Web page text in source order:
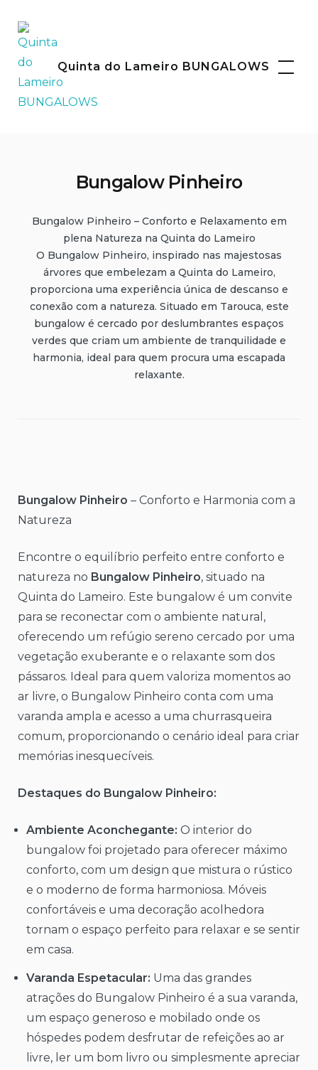
content
Quinta do Lameiro BUNGALOWS
Bungalow Pinheiro
Bungalow Pinheiro – Conforto e Relaxamento em
plena Natureza na Quinta do Lameiro
O Bungalow Pinheiro, inspirado nas majestosas
árvores que embelezam a Quinta do Lameiro,
proporciona uma experiência única de descanso e
conexão com a natureza. Situado em Tarouca, este
bungalow é cercado por deslumbrantes espaços
verdes que criam um ambiente de tranquilidade e
harmonia, ideal para quem procura uma escapada
relaxante.
Bungalow Pinheiro – Conforto e Harmonia com a
Natureza
Encontre o equilíbrio perfeito entre conforto e
natureza no Bungalow Pinheiro, situado na
Quinta do Lameiro. Este bungalow é um convite
para se reconectar com o ambiente natural,
oferecendo um refúgio sereno cercado por uma
vegetação exuberante e o relaxante som dos
pássaros. Ideal para quem valoriza momentos ao
ar livre, o Bungalow Pinheiro conta com uma
varanda ampla e acesso a uma churrasqueira
comum, proporcionando o cenário ideal para criar
memórias inesquecíveis.
Destaques do Bungalow Pinheiro:
Ambiente Aconchegante: O interior do
bungalow foi projetado para oferecer máximo
conforto, com um design que mistura o rústico
e o moderno de forma harmoniosa. Móveis
confortáveis e uma decoração acolhedora
tornam o espaço perfeito para relaxar e se sentir
em casa.
Varanda Espetacular: Uma das grandes
atrações do Bungalow Pinheiro é a sua varanda,
um espaço generoso e mobilado onde os
hóspedes podem desfrutar de refeições ao ar
livre, ler um bom livro ou simplesmente apreciar